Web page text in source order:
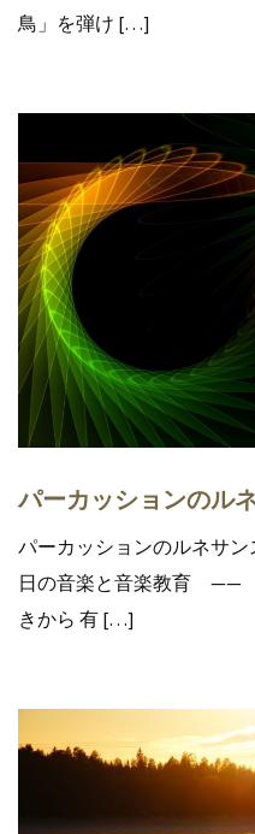
鳥」を弾け […]
パーカッションのル
パーカッションのルネサ
日の音楽と音楽教育 ——
きから 有 […]